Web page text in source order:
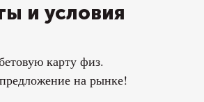
и условия
карту физ.
на рынке!